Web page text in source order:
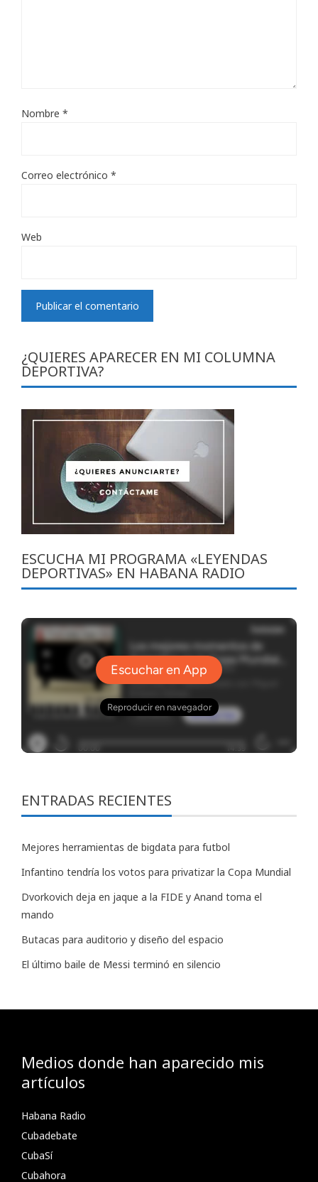
Nombre *
Correo electrónico *
Web
¿QUIERES APARECER EN MI COLUMNA
DEPORTIVA?
ESCUCHA MI PROGRAMA «LEYENDAS
DEPORTIVAS» EN HABANA RADIO
ENTRADAS RECIENTES
Mejores herramientas de bigdata para futbol
Infantino tendría los votos para privatizar la Copa Mundial
Dvorkovich deja en jaque a la FIDE y Anand toma el
mando
Butacas para auditorio y diseño del espacio
El último baile de Messi terminó en silencio
Medios donde han aparecido mis
artículos
Habana Radio
Cubadebate
CubaSí
Cubahora